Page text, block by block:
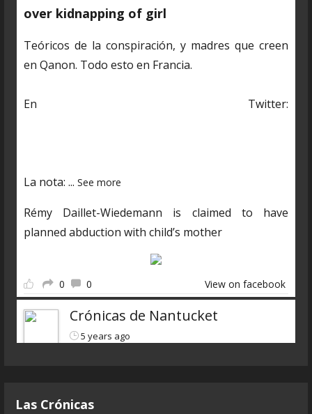
over kidnapping of girl
Teóricos de la conspiración, y madres que creen
en Qanon. Todo esto en Francia.
En Twitter:
La nota: ... See more
Rémy Daillet-Wiedemann is claimed to have
planned abduction with child’s mother
0 0 View on facebook
Crónicas de Nantucket
5 years ago
parte-3-liarla-parda-audios-
Las Crónicas